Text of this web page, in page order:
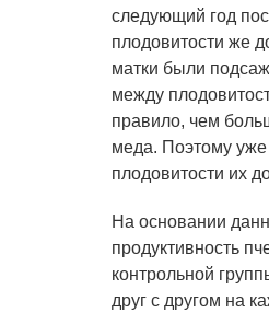
следующий год
плодовитости же
матки были
между
правило, чем
меда. Поэтому
плодовитости их
На основании
продуктивность
контрольной
друг с другом на